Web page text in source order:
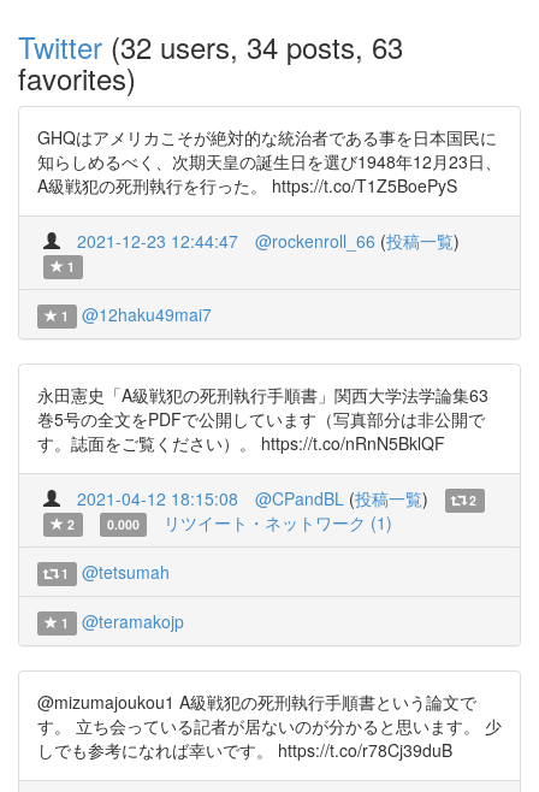
Twitter (32 users, 34 posts, 63
favorites)
GHQはアメリカこそが絶対的な統治者である事を日本国民に
知らしめるべく、次期天皇の誕生日を選び1948年12月23日、
A級戦犯の死刑執行を行った。 https://t.co/T1Z5BoePyS
2021-12-23 12:44:47 @rockenroll_66 (投稿一覧)
1
1 @12haku49mai7
永田憲史「A級戦犯の死刑執行手順書」関西大学法学論集63
巻5号の全文をPDFで公開しています（写真部分は非公開で
す。誌面をご覧ください）。 https://t.co/nRnN5BklQF
2021-04-12 18:15:08 @CPandBL (投稿一覧)
2
2
0.000 リツイート・ネットワーク (1)
1 @tetsumah
1 @teramakojp
@mizumajoukou1 A級戦犯の死刑執行手順書という論文で
す。 立ち会っている記者が居ないのが分かると思います。 少
しでも参考になれば幸いです。 https://t.co/r78Cj39duB